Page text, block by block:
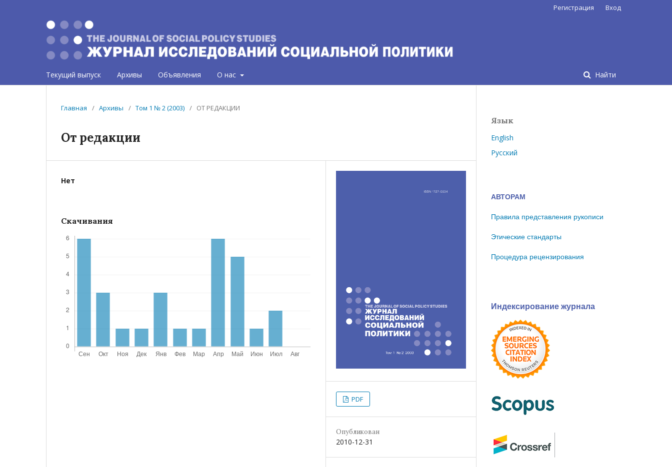
Текущий выпуск Архивы Объявления О нас Найти
Регистрация Вход
Главная / Архивы / Том 1 № 2 (2003) / ОТ РЕДАКЦИИ
От редакции
Нет
Скачивания
PDF
Опубликован
2010-12-31
Язык
English
Русский
АВТОРАМ
Правила представления рукописи
Этические стандарты
Процедура рецензирования
Индексирование журнала